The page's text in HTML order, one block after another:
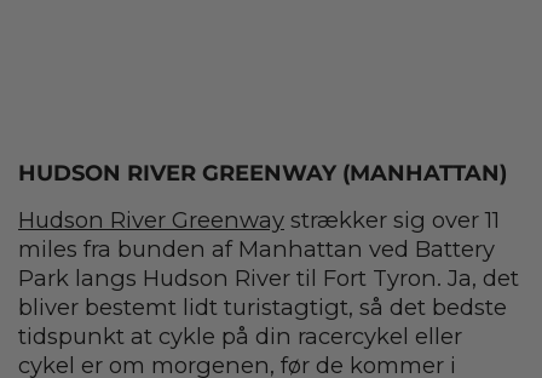
HUDSON RIVER GREENWAY (MANHATTAN)
Hudson River Greenway strækker sig over 11
miles fra bunden af Manhattan ved Battery
Park langs Hudson River til Fort Tyron. Ja, det
bliver bestemt lidt turistagtigt, så det bedste
tidspunkt at cykle på din racercykel eller
cykel er om morgenen, før de kommer i